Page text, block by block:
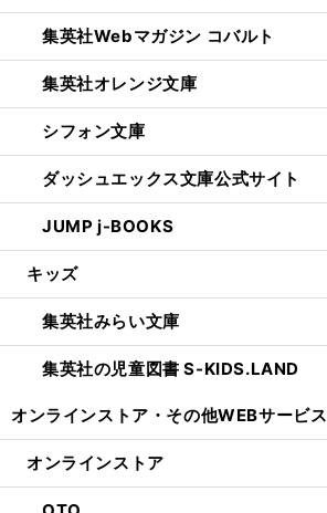
集英社Webマガジン コバルト
集英社オレンジ文庫
シフォン文庫
ダッシュエックス文庫公式サイト
JUMP j-BOOKS
キッズ
集英社みらい文庫
集英社の児童図書 S-KIDS.LAND
オンラインストア・ その他WEBサービス
オンラインストア